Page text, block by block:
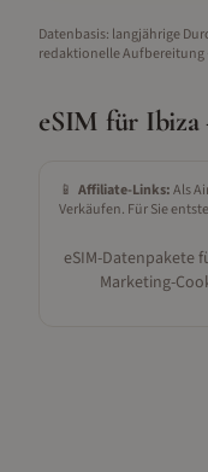
Datenbasis: langjährige
redaktionelle Aufbereitung
eSIM für Ibiza
📱 Affiliate-Links:Als
Verkäufen. Für Sie
eSIM-Datenpakete
Marketing-